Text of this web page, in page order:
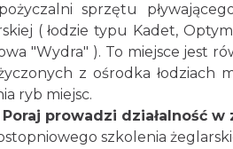
sprzętu
( łodzie typu Kadet,
"Wydra" ). To miejsce jest
z ośrodka łodziach
ryb miejsc.
Poraj prowadzi działalność w
szkolenia